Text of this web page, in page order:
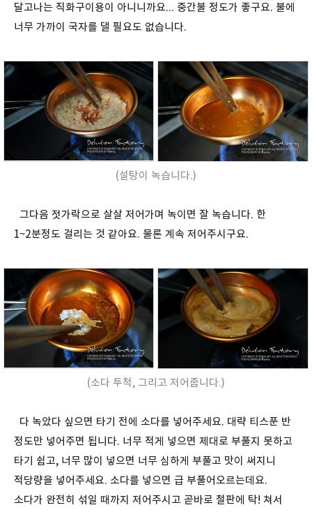
달고나는 직화구이용이 아니니까요... 중간불 정도가 좋구요. 불에
너무 가까이 국자를 댈 필요도 없습니다.
(설탕이 녹습니다.)
그다음 젓가락으로 살살 저어가며 녹이면 잘 녹습니다. 한
1~2분정도 걸리는 것 같아요. 물론 계속 저어주시구요.
(소다 투척, 그리고 저어줍니다.)
다 녹았다 싶으면 타기 전에 소다를 넣어주세요. 대략 티스푼 반
정도만 넣어주면 됩니다. 너무 적게 넣으면 제대로 부풀지 못하고
타기 쉽고, 너무 많이 넣으면 너무 심하게 부풀고 맛이 써지니
적당량을 넣어주세요. 소다를 넣으면 급 부풀어오르는데요.
소다가 완전히 섞일 때까지 저어주시고 곧바로 철판에 탁! 쳐서